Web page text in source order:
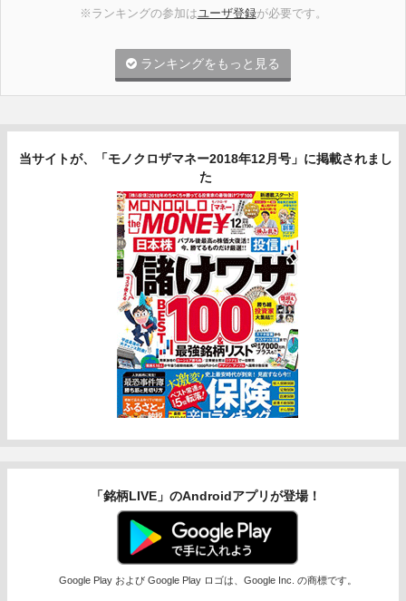
※ランキングの参加はユーザ登録が必要です。
ランキングをもっと見る
当サイトが、「モノクロザマネー2018年12月号」に掲載されまし
た
「銘柄LIVE」のAndroidアプリが登場！
Google Play および Google Play ロゴは、Google Inc. の商標です。